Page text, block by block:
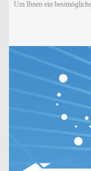
Um Ihnen ein